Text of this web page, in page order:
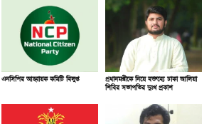
এনসিপির আহ্বায়ক কমিটি বিলুপ্ত
প্রধানমন্ত্রীকে নিয়ে বক্তব্যে ঢাকা আলিয়া
শিবির সভাপতির দুঃখ প্রকাশ